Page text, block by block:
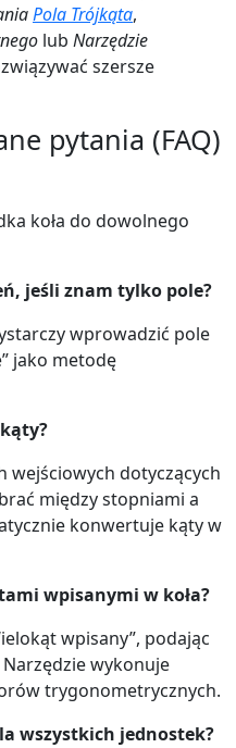
Pola Trójkąta,
lub Narzędzie
szersze
pytania (FAQ)
koła do dowolnego
jeśli znam tylko pole?
wprowadzić pole
jako metodę
wejściowych dotyczących
między stopniami a
konwertuje kąty w
wpisanymi w koła?
wpisany”, podając
wykonuje
trygonometrycznych.
wszystkich jednostek?